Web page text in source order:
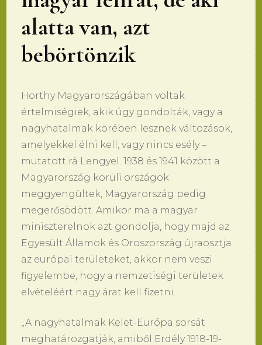
alatta van, azt
bebörtönzik
Horthy Magyarországában voltak
értelmiségiek, akik úgy gondolták, vagy a
nagyhatalmak körében lesznek változások,
amelyekkel élni kell, vagy nincs esély –
mutatott rá Lengyel. 1938 és 1941 között a
Magyarország körüli országok
meggyengültek, Magyarország pedig
megerősödött. Amikor ma a magyar
miniszterelnök azt gondolja, hogy majd az
Egyesült Államok és Oroszország újraosztja
az európai területeket, akkor nem veszi
figyelembe, hogy a nemzetiségi területek
elvételéért nagy árat kell fizetni.
„A nagyhatalmak Kelet-Európa sorsát
meghatározgatják, amiből Erdély 1918-19-